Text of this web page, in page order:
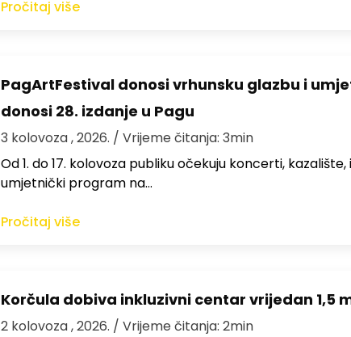
Pročitaj više
PagArtFestival donosi vrhunsku glazbu i
donosi 28. izdanje u Pagu
3 kolovoza , 2026. / Vrijeme čitanja: 3min
Od 1. do 17. kolovoza publiku očekuju koncerti,
umjetnički program na…
Pročitaj više
Korčula dobiva inkluzivni centar vrijedan 1,5
2 kolovoza , 2026. / Vrijeme čitanja: 2min